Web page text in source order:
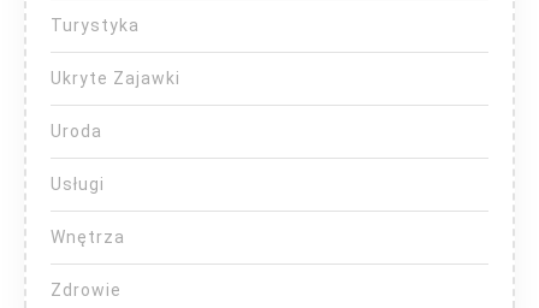
Turystyka
Ukryte Zajawki
Uroda
Usługi
Wnętrza
Zdrowie